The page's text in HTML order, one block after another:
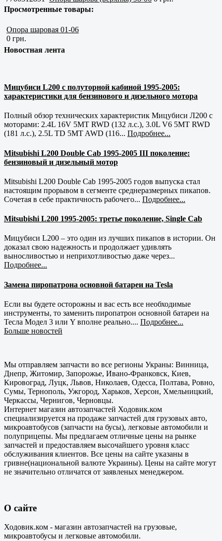
Просмотренные товары:
Опора шаровая 01-06
0 грн.
Новостная лента
Мицубиси L200 с полуторной кабиной 1995-2005:
характеристики для бензинового и дизельного мотора
Полный обзор технических характеристик Мицубиси Л200 с
моторами: 2.4L 16V 5MT RWD (132 л.с.), 3.0L V6 5MT RWD
(181 л.с.), 2.5L TD 5MT AWD (116... Подробнее...
Mitsubishi L200 Double Cab 1995-2005 III поколение:
бензиновый и дизельный мотор
Mitsubishi L200 Double Cab 1995-2005 годов выпуска стал
настоящим прорывом в сегменте среднеразмерных пикапов.
Сочетая в себе практичность рабочего... Подробнее...
Mitsubishi L200 1995-2005: третье поколение, Single Cab
Мицубиси L200 – это один из лучших пикапов в истории. Он
доказал свою надежность и продолжает удивлять
выносливостью и неприхотливостью даже через...
Подробнее...
Замена пиропатрона основной батареи на Tesla
Если вы будете осторожны и вас есть все необходимые
инструменты, то заменить пиропатрон основной батареи на
Тесла Модел 3 или Y вполне реально.... Подробнее...
Больше новостей
Мы отправляем запчасти во все регионы Украны: Винница,
Днепр, Житомир, Запорожье, Ивано-Франковск, Киев,
Кировоград, Луцк, Львов, Николаев, Одесса, Полтава, Ровно,
Сумы, Тернополь, Ужгород, Харьков, Херсон, Хмельницкий,
Черкассы, Чернигов, Черновцы.
Интернет магазин автозапчастей Ходовик.ком
специализируется на продаже запчастей для грузовых авто,
микроавтобусов (запчасти на бусы), легковые автомобили и
полуприцепы. Мы предлагаем отличные цены на рынке
запчастей и предоставляем высочайшего уровня класс
обслуживания клиентов. Все цены на сайте указаны в
гривне(национальной валюте Украины). Цены на сайте могут
не значительно отличатся от заявленых менеджером.
О сайте
Ходовик.ком - магазин автозапчастей на грузовые,
микроавтобусы и легковые автомобили.